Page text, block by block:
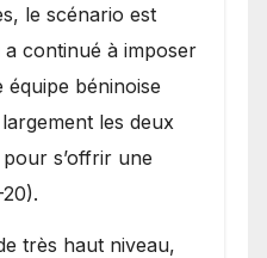
le scénario est
a continué à imposer
béninoise
les deux
s’offrir une
très haut niveau,